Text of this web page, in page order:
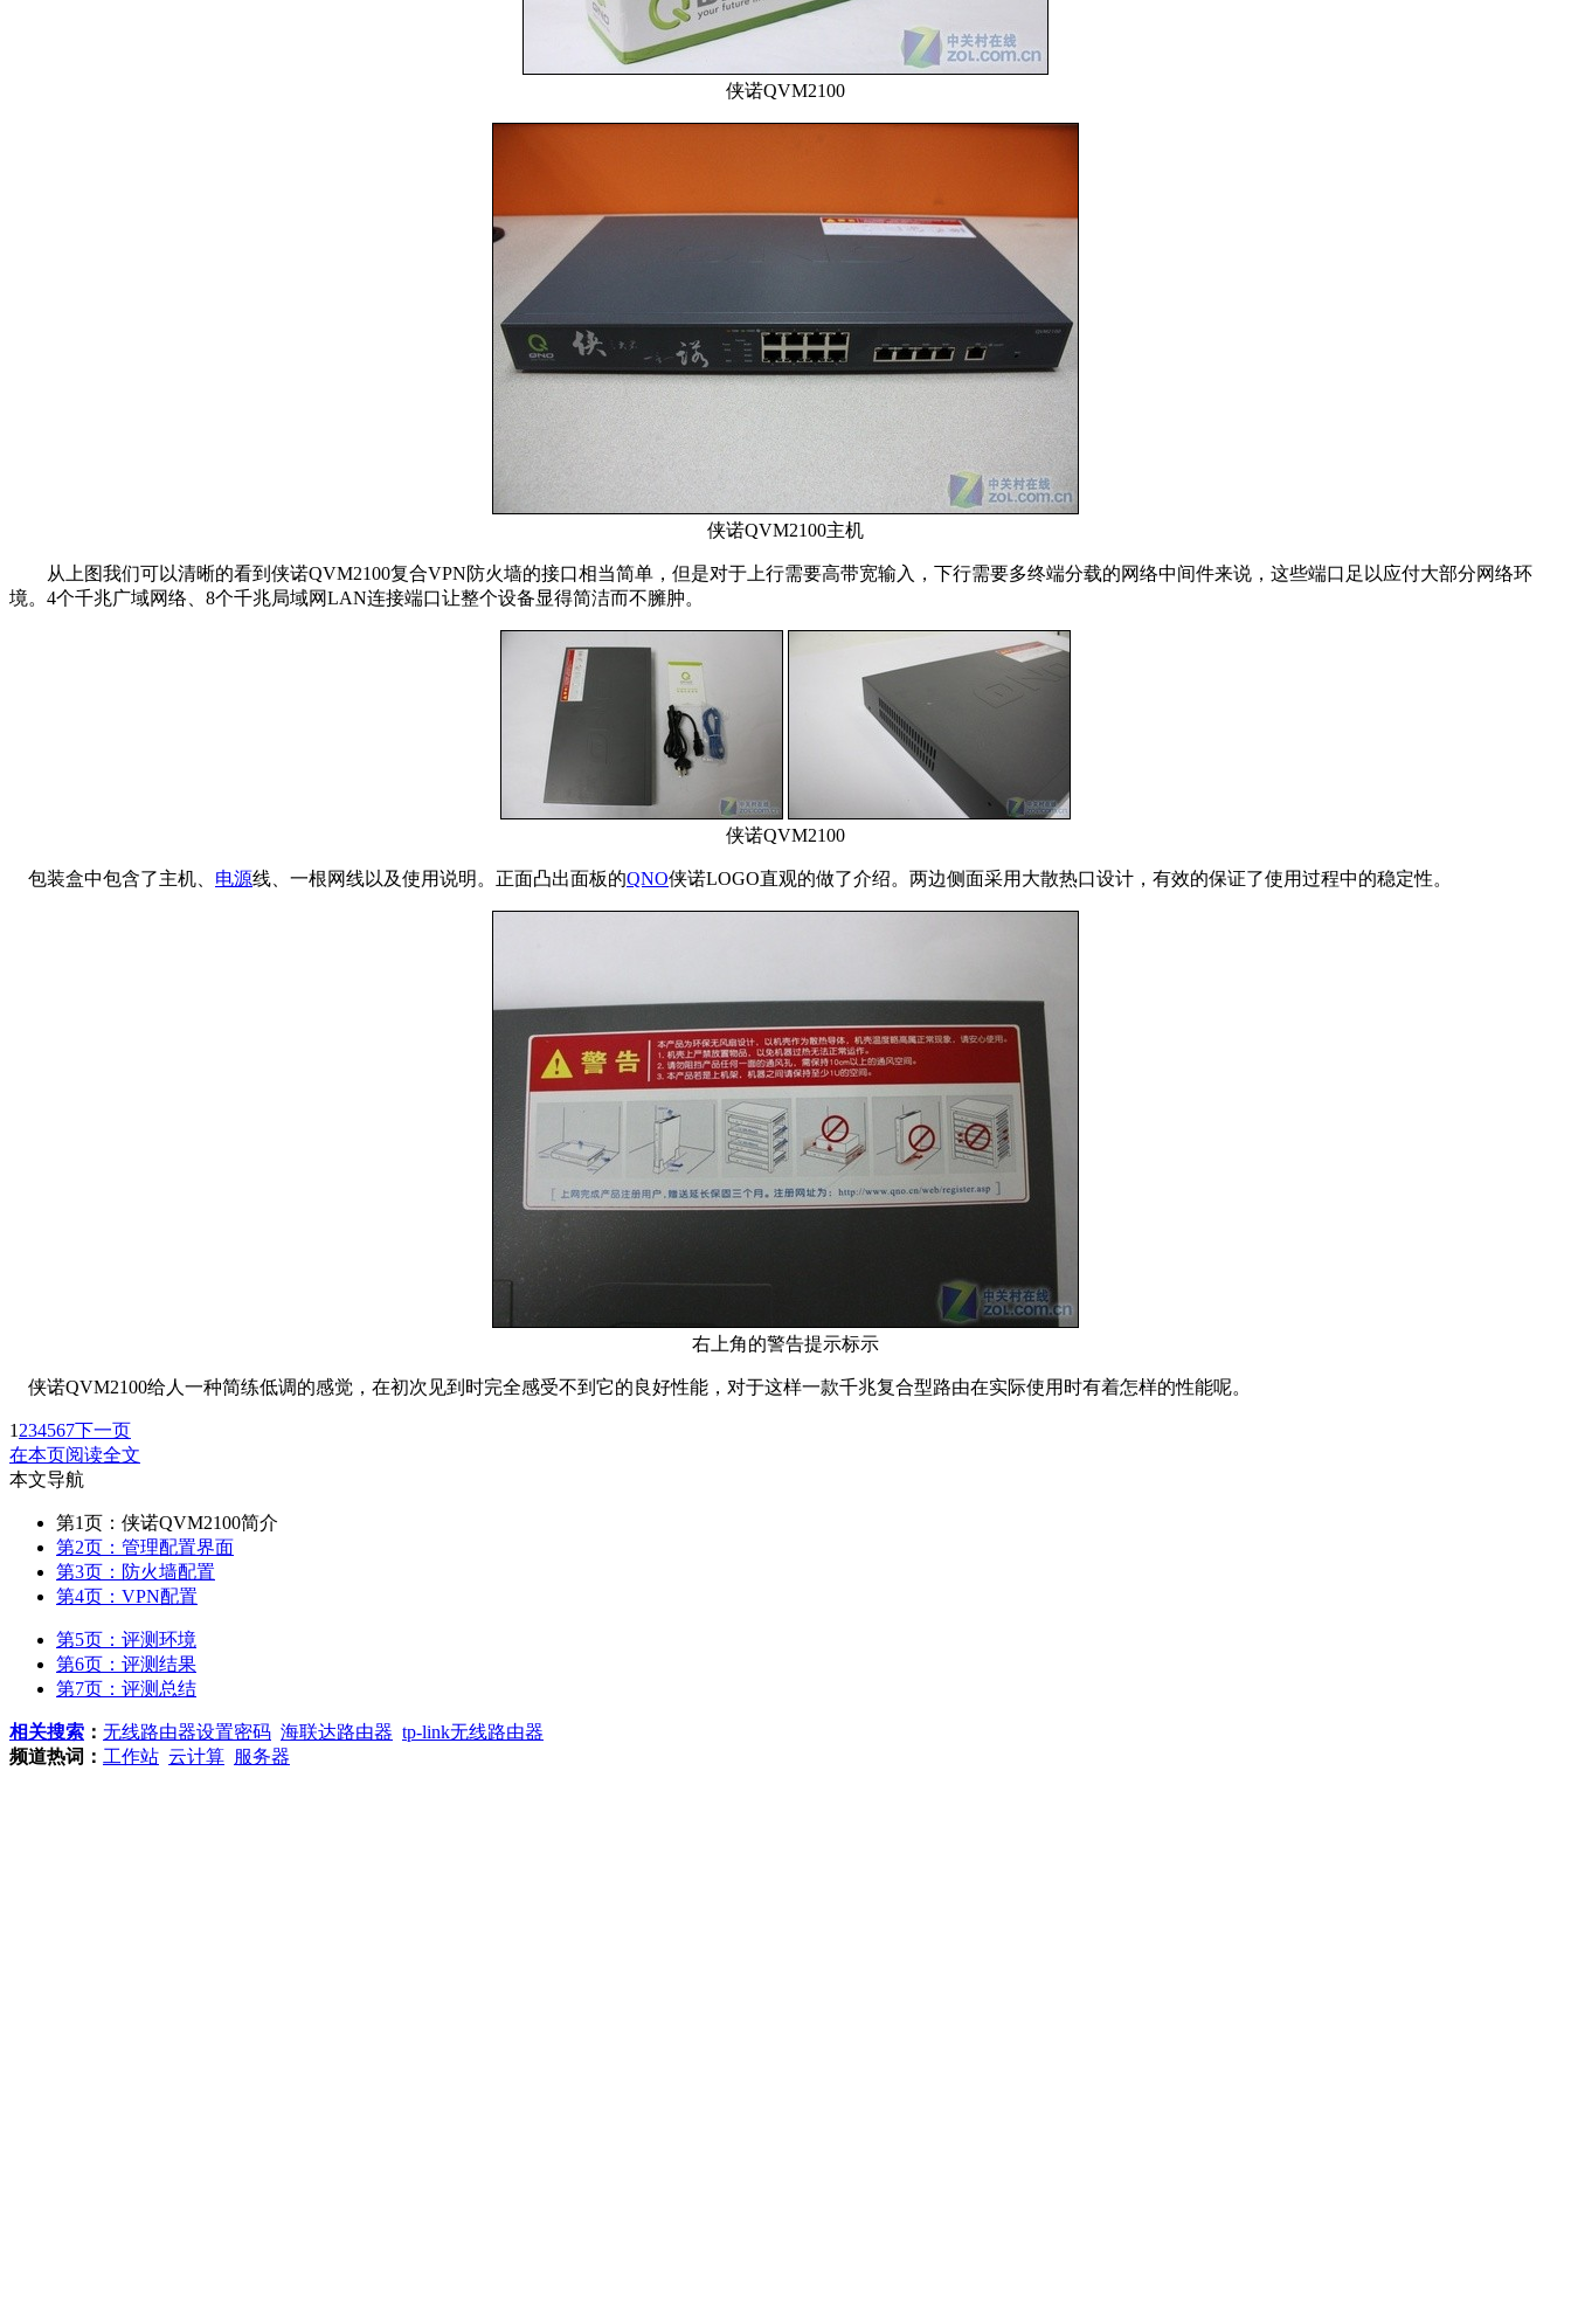
侠诺QVM2100
侠诺QVM2100主机
从上图我们可以清晰的看到侠诺QVM2100复合VPN防火墙的接口相当简单，但是对于上行需要高带宽输入，下行需要多终端分载的网络中间件来说，这些端口足以应付大部分网络环
境。4个千兆广域网络、8个千兆局域网LAN连接端口让整个设备显得简洁而不臃肿。
侠诺QVM2100
包装盒中包含了主机、 电源线、一根网线以及使用说明。正面凸出面板的QNO侠诺LOGO直观的做了介绍。两边侧面采用大散热口设计，有效的保证了使用过程中的稳定性。
右上角的警告提示标示
侠诺QVM2100给人一种简练低调的感觉，在初次见到时完全感受不到它的良好性能，对于这样一款千兆复合型路由在实际使用时有着怎样的性能呢。
1 234567下一页
在本页阅读全文
本文导航
第1页：侠诺QVM2100简介
第2页：管理配置界面
第3页：防火墙配置
第4页：VPN配置
第5页：评测环境
第6页：评测结果
第7页：评测总结
相关搜索 ： 无线路由器设置密码 海联达路由器 tp-link无线路由器
频道热词： 工作站 云计算 服务器